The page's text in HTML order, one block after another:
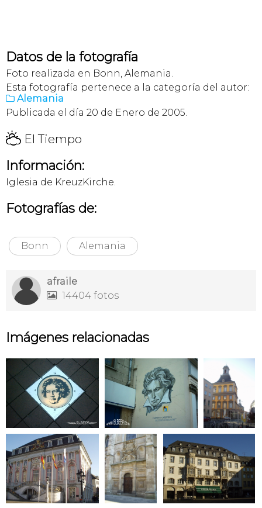
Datos de la fotografía
Foto realizada en Bonn, Alemania.
Esta fotografía pertenece a la categoría del autor:
 Alemania
Publicada el día 20 de Enero de 2005.
H El Tiempo
Información:
Iglesia de KreuzKirche.
Fotografías de:
Bonn Alemania
afraile
 14404 fotos
Imágenes relacionadas